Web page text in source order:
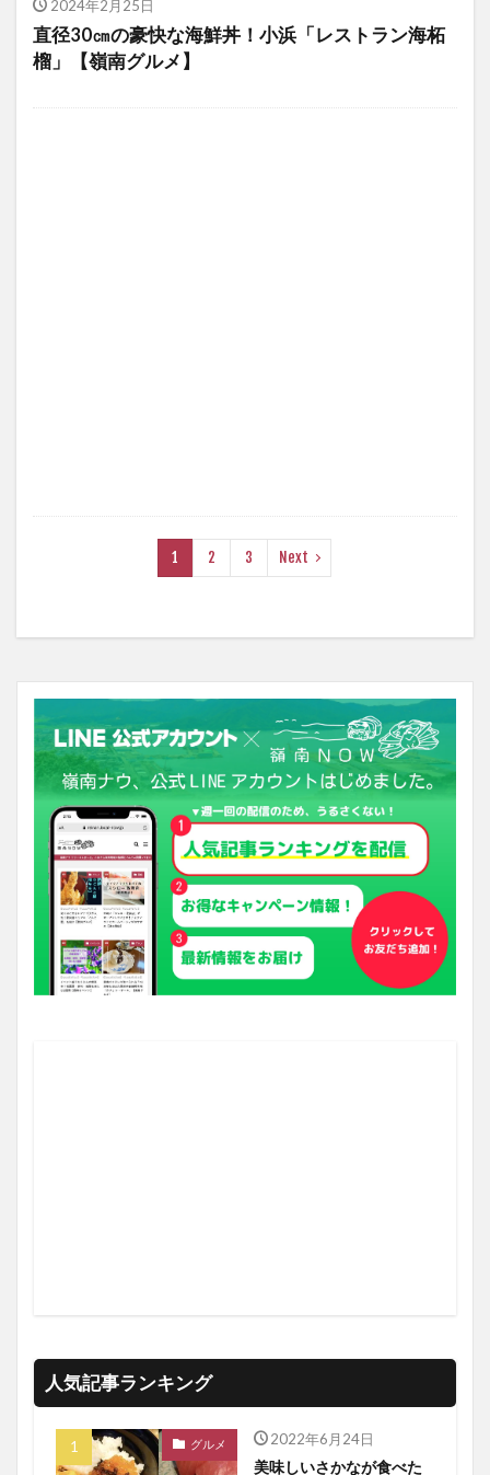
2024年2月25日
直径30㎝の豪快な海鮮丼！小浜「レストラン海柘
榴」【嶺南グルメ】
1 2 3 Next
人気記事ランキング
グルメ 2022年6月24日
美味しいさかなが食べた